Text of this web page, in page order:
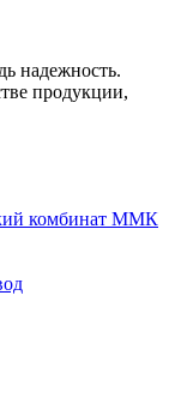
надежность.
продукции,